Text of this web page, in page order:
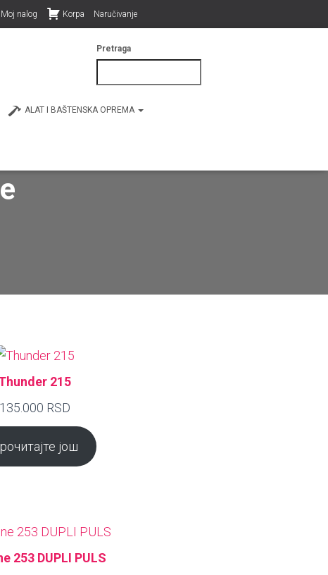
Moj nalog Korpa Naručivanje
Pretraga
ALAT I BAŠTENSKA OPREMA
215
135.000 RSD
још
253 DUPLI PULS